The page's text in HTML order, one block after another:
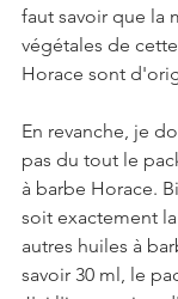
faut savoir que la
végétales de
Horace sont
En revanche, je
pas du tout le
à barbe Horace.
soit exactement
autres huiles à
savoir 30 ml, le